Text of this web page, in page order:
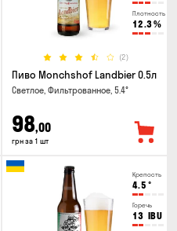
Плотность
12.3%
(2)
Пиво Monchshof Landbier 0.5л
Светлое, Фильтрованное, 5.4°
98,00
грн за 1 шт
Крепость
4.5 °
Горечь
13 IBU